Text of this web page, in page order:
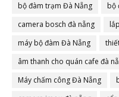
bộ đàm trạm Đà Nẵng
bộ
camera bosch đà nẵng
máy bộ đàm Đà Nẵng
âm thanh cho quán cafe đà
Máy chấm công Đà Nẵng